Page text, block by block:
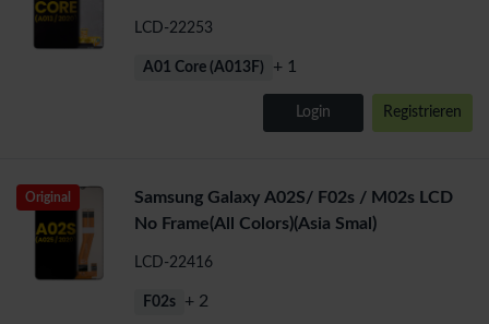
LCD-22253
A01 Core (A013F) + 1
Login Registrieren
Original
Samsung Galaxy A02S/ F02s / M02s LCD
No Frame(All Colors)(Asia Smal)
LCD-22416
F02s + 2